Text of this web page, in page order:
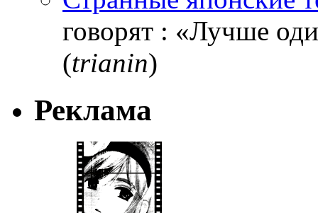
говорят : «Лучше
(trianin)
Реклама